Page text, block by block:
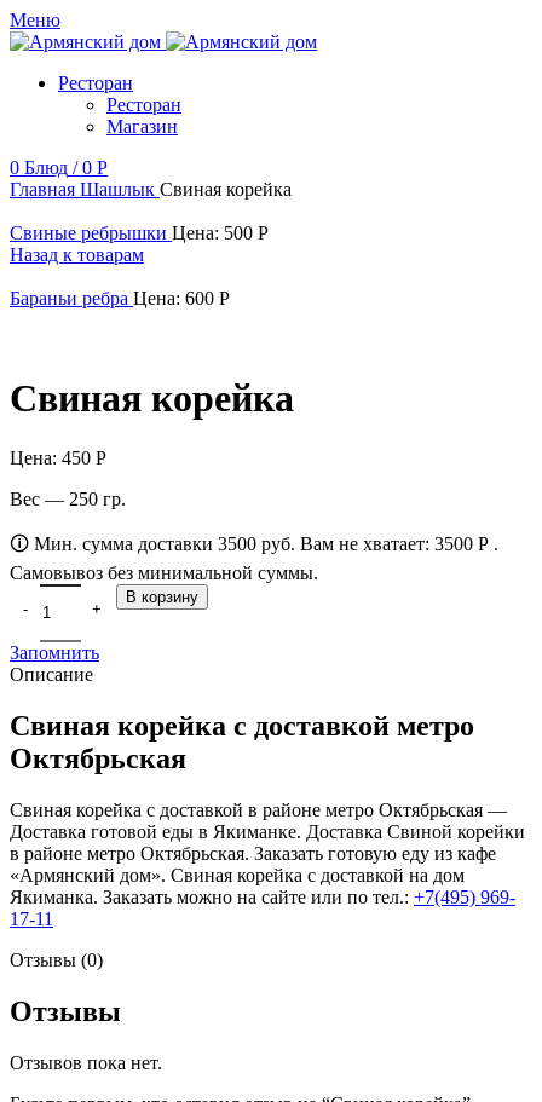
Меню
Ресторан
Ресторан
Магазин
0 Блюд / 0 Р
Главная Шашлык Свиная корейка
Свиные ребрышки Цена: 500 Р
Назад к товарам
Бараньи ребра Цена: 600 Р
Свиная корейка
Цена: 450 Р
Вес — 250 гр.
🛈 Мин. сумма доставки 3500 руб. Вам не хватает: 3500 Р .
Самовывоз без минимальной суммы.
В корзину
Запомнить
Описание
Свиная корейка с доставкой метро
Октябрьская
Свиная корейка с доставкой в районе метро Октябрьская —
Доставка готовой еды в Якиманке. Доставка Свиной корейки
в районе метро Октябрьская. Заказать готовую еду из кафе
«Армянский дом». Свиная корейка с доставкой на дом
Якиманка. Заказать можно на сайте или по тел.: +7(495) 969-
17-11
Отзывы (0)
Отзывы
Отзывов пока нет.